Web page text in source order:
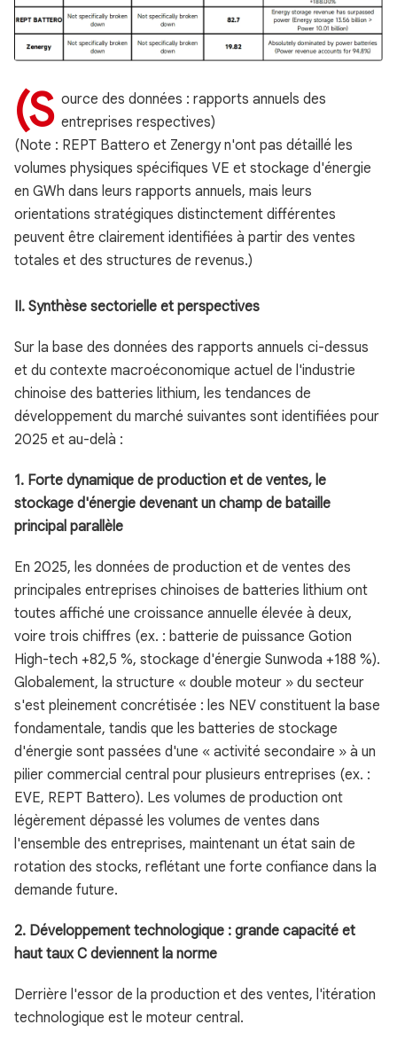
(S ource des données : rapports annuels des
entreprises respectives)
(Note : REPT Battero et Zenergy n'ont pas détaillé les
volumes physiques spécifiques VE et stockage d'énergie
en GWh dans leurs rapports annuels, mais leurs
orientations stratégiques distinctement différentes
peuvent être clairement identifiées à partir des ventes
totales et des structures de revenus.)
II. Synthèse sectorielle et perspectives
Sur la base des données des rapports annuels ci-dessus
et du contexte macroéconomique actuel de l'industrie
chinoise des batteries lithium, les tendances de
développement du marché suivantes sont identifiées pour
2025 et au-delà :
1. Forte dynamique de production et de ventes, le
stockage d'énergie devenant un champ de bataille
principal parallèle
En 2025, les données de production et de ventes des
principales entreprises chinoises de batteries lithium ont
toutes affiché une croissance annuelle élevée à deux,
voire trois chiffres (ex. : batterie de puissance Gotion
High-tech +82,5 %, stockage d'énergie Sunwoda +188 %).
Globalement, la structure « double moteur » du secteur
s'est pleinement concrétisée : les NEV constituent la base
fondamentale, tandis que les batteries de stockage
d'énergie sont passées d'une « activité secondaire » à un
pilier commercial central pour plusieurs entreprises (ex. :
EVE, REPT Battero). Les volumes de production ont
légèrement dépassé les volumes de ventes dans
l'ensemble des entreprises, maintenant un état sain de
rotation des stocks, reflétant une forte confiance dans la
demande future.
2. Développement technologique : grande capacité et
haut taux C deviennent la norme
Derrière l'essor de la production et des ventes, l'itération
technologique est le moteur central.